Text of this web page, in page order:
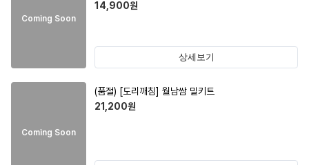
Coming Soon
14,900원
상세보기
Coming Soon
(품절) [도리깨침] 월남쌈 밀키트
21,200원